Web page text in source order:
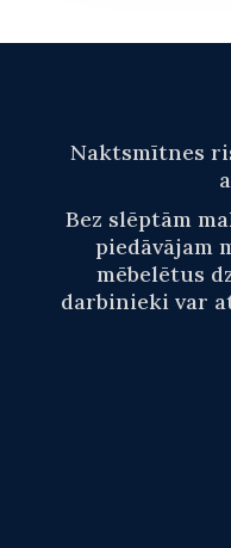
Naktsmītnes
Bez slēptām
piedāvājam
mēbelētus
darbinieki var